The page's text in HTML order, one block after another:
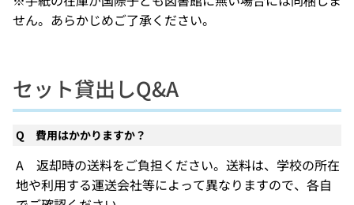
せん。あらかじめご了承ください。
セット貸出しQ&A
Q 費用はかかりますか？
A 返却時の送料をご負担ください。送料は、学校の所在
地や利用する運送会社等によって異なりますので、各自